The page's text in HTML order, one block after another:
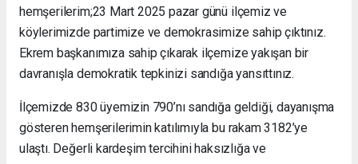
hemşerilerim;23 Mart 2025 pazar günü ilçemiz ve
köylerimizde partimize ve demokrasimize sahip çıktınız.
Ekrem başkanımıza sahip çıkarak ilçemize yakışan bir
davranışla demokratik tepkinizi sandığa yansıttınız.
İlçemizde 830 üyemizin 790’nı sandığa geldiği, dayanışma
gösteren hemşerilerimin katılımıyla bu rakam 3182’ye
ulaştı. Değerli kardeşim tercihini haksızlığa ve